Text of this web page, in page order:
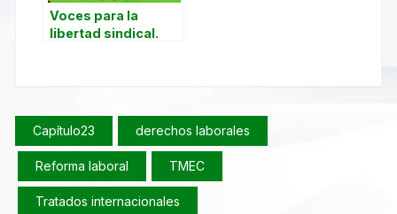
Voces para la
libertad sindical.
Capítulo23 derechos laborales
Reforma laboral TMEC
Tratados internacionales